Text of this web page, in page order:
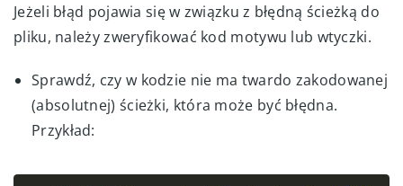
Jeżeli błąd pojawia się w związku z błędną ścieżką do
pliku, należy zweryfikować kod motywu lub wtyczki.
Sprawdź, czy w kodzie nie ma twardo zakodowanej
(absolutnej) ścieżki, która może być błędna.
Przykład: